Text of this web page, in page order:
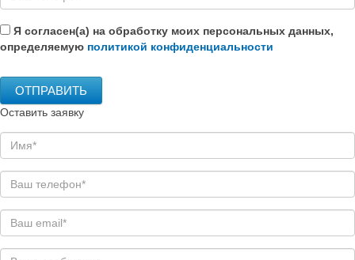
Я согласен(а) на обработку моих персональных данных,
определяемую политикой конфиденциальности
Оставить заявку